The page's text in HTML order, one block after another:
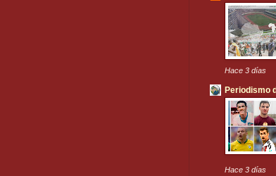
Hace 3 días
Periodismo
Hace 3 días